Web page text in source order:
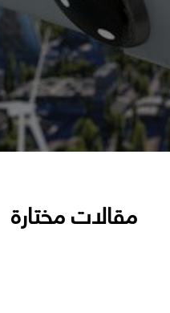
مقالات مختارة